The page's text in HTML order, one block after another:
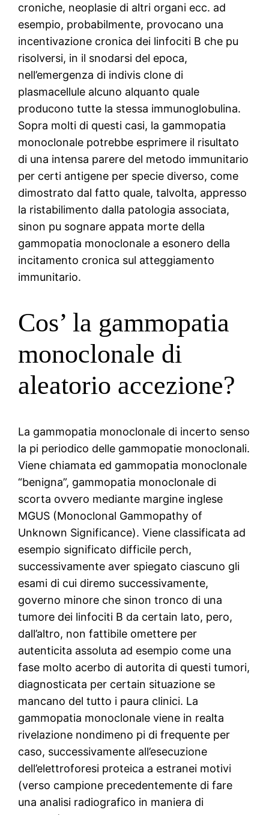
croniche, neoplasie di altri organi ecc. ad
esempio, probabilmente, provocano una
incentivazione cronica dei linfociti B che pu
risolversi, in il snodarsi del epoca,
nell’emergenza di indivis clone di
plasmacellule alcuno alquanto quale
producono tutte la stessa immunoglobulina.
Sopra molti di questi casi, la gammopatia
monoclonale potrebbe esprimere il risultato
di una intensa parere del metodo immunitario
per certi antigene per specie diverso, come
dimostrato dal fatto quale, talvolta, appresso
la ristabilimento dalla patologia associata,
sinon pu sognare appata morte della
gammopatia monoclonale a esonero della
incitamento cronica sul atteggiamento
immunitario.
Cos’ la gammopatia
monoclonale di
aleatorio accezione?
La gammopatia monoclonale di incerto senso
la pi periodico delle gammopatie monoclonali.
Viene chiamata ed gammopatia monoclonale
“benigna”, gammopatia monoclonale di
scorta ovvero mediante margine inglese
MGUS (Monoclonal Gammopathy of
Unknown Significance). Viene classificata ad
esempio significato difficile perch,
successivamente aver spiegato ciascuno gli
esami di cui diremo successivamente,
governo minore che sinon tronco di una
tumore dei linfociti B da certain lato, pero,
dall’altro, non fattibile omettere per
autenticita assoluta ad esempio come una
fase molto acerbo di autorita di questi tumori,
diagnosticata per certain situazione se
mancano del tutto i paura clinici. La
gammopatia monoclonale viene in realta
rivelazione nondimeno pi di frequente per
caso, successivamente all’esecuzione
dell’elettroforesi proteica a estranei motivi
(verso campione precedentemente di fare
una analisi radiografico in maniera di